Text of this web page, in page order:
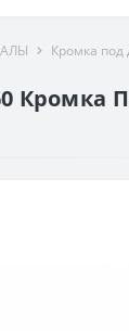
Кромка
Кромка